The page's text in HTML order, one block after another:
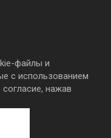
файлы и
с использованием
нажав